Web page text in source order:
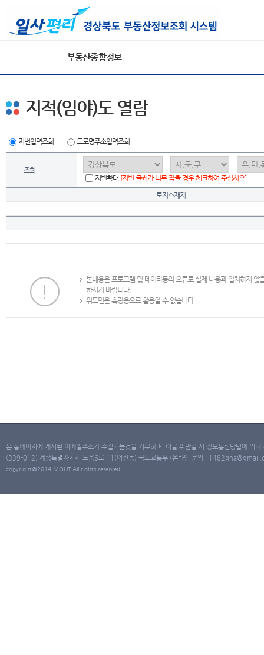
부동산종합정보
지적(임야)도 열람
지번입력조회 도로명주소입력조회
조회
지번확대 [지번 글씨가 너무 작을 경우 체크하여 주십시오]
토지소재지
본내용은 프로그램 및 데이타등의 오류로 실제 내용과 일치하지
하시기 바랍니다.
위도면은 측량용으로 활용할 수 없습니다.
본 홈페이지에 게시된 이메일주소가 수집되는것을 거부하며, 이를 위반할 시 정보통신망법에 의
(339-012) 세종특별자치시 도움6로 11(어진동) 국토교통부 (온라인 문의 :
copyright@2014 MOLIT All rights reserved.